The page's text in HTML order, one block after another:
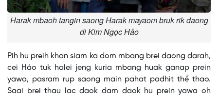
Harak mbaoh tangin saong Harak mayaom bruk rik daong
di Kim Ngọc Hảo
Pih hu preih khan siam ka dom mbang brei daong darah,
cei Hảo tuk halei jeng kuria mbang huak ganap prein
yawa, pasram rup saong main pahat padhit thể thao.
Saai brei thau lac daok dam daok hu prein yawa oh